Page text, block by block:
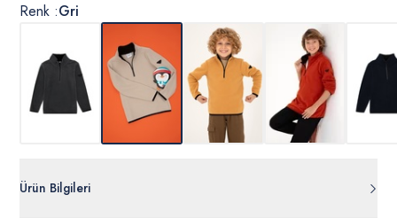
Renk :Gri
Ürün Bilgileri